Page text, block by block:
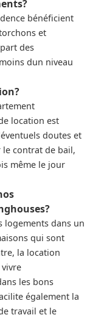
bénéficient
et
des
dun niveau
location est
doutes et
le contrat de bail,
même le jour
logements dans un
qui sont
la location
les bons
également la
travail et le